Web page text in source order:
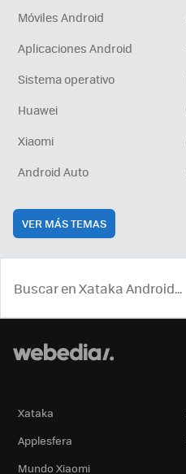
Móviles Android
Aplicaciones Android
Sistema operativo
Huawei
Xiaomi
Android Auto
VER MÁS TEMAS
Xataka
Applesfera
Mundo Xiaomi